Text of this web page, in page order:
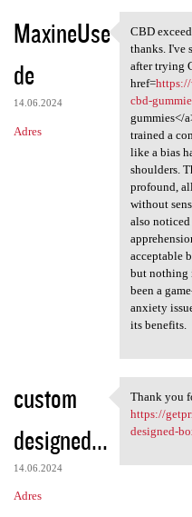
MaxineUse
de
14.06.2024
Adres
CBD
CBD
thanks. I've
after trying
href=https://
cbd-
gummies</
trained a
like a bias
shoulders.
profound,
without
also
acceptable
but nothing
been a
anxiety
its benefits.
custom
designed...
14.06.2024
Adres
Thank
Thank you
https://
designed-